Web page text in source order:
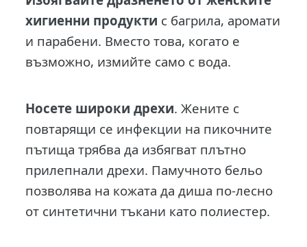
хигиенни продукти с багрила, аромати
и парабени. Вместо това, когато е
възможно, измийте само с вода.
Носете широки дрехи. Жените с
повтарящи се инфекции на пикочните
пътища трябва да избягват плътно
прилепнали дрехи. Памучното бельо
позволява на кожата да диша по-лесно
от синтетични тъкани като полиестер.